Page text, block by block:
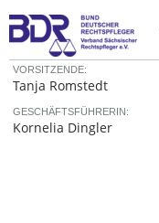
VORSITZENDE:
Tanja Romstedt
GESCHÄFTSFÜHRERIN:
Kornelia Dingler